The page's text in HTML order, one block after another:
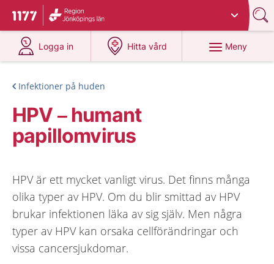
Till startsidan för 1177
Du har valt region
Logga in
på 1177.se
Hitta vård
på 1177.se
Meny
Infektioner på huden
HPV – humant
papillomvirus
HPV är ett mycket vanligt virus. Det finns många
olika typer av HPV. Om du blir smittad av HPV
brukar infektionen läka av sig själv. Men några
typer av HPV kan orsaka cellförändringar och
vissa cancersjukdomar.